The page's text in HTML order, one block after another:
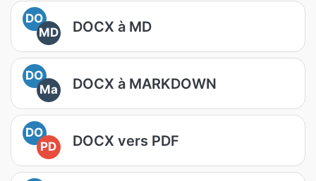
DO
MD
DOCX à MD
DO
Ma
DOCX à MARKDOWN
DO
PD
DOCX vers PDF